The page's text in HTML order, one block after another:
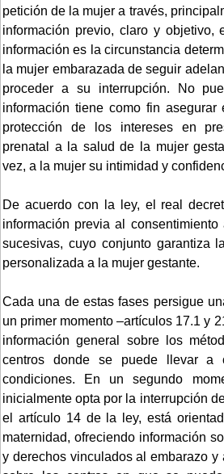
petición de la mujer a través,
información previo, claro y
información es la circunstancia
la mujer embarazada de seguir
proceder a su interrupción. No
información tiene como fin asegurar
protección de los intereses en
prenatal a la salud de la mujer
vez, a la mujer su intimidad y
De acuerdo con la ley, el real
información previa al
sucesivas, cuyo conjunto garantiza
personalizada a la mujer gestante.
Cada una de estas fases persigue
un primer momento –artículos 17.1 y
información general sobre los
centros donde se puede llevar
condiciones. En un segundo
inicialmente opta por la interrupción
el artículo 14 de la ley, está
maternidad, ofreciendo información
y derechos vinculados al embarazo y